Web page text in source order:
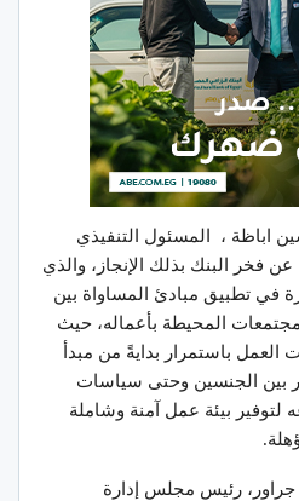
اباظة ، المسئول التنفيذي
فخر البنك بذلك الإنجاز، والذي
في تطبيق مبادئ المساواة بين
المحيطة بأعماله، حيث
العمل باستمرار بدايةً من مبدأ
بين الجنسين وحتى سياسات
لتوفير بيئة عمل آمنة وشاملة
رئيس مجلس إدارة